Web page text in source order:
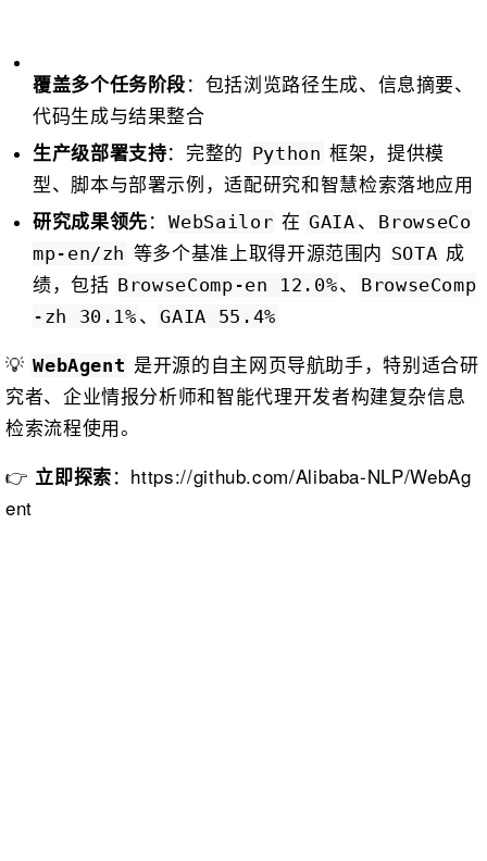
覆盖多个任务阶段：包括浏览路径生成、信息摘要、
代码生成与结果整合
生产级部署支持：完整的 Python 框架，提供模
型、脚本与部署示例，适配研究和智慧检索落地应用
研究成果领先： WebSailor 在 GAIA 、
BrowseCo
mp-en/zh 等多个基准上取得开源范围内 SOTA 成
绩，包括 BrowseComp-en 12.0%、
BrowseComp
-zh 30.1% 、 GAIA 55.4%
💡 WebAgent 是开源的自主网页导航助手，特别适合研
究者、企业情报分析师和智能代理开发者构建复杂信息
检索流程使用。
👉 立即探索：https://github.com/Alibaba-NLP/WebAg
ent